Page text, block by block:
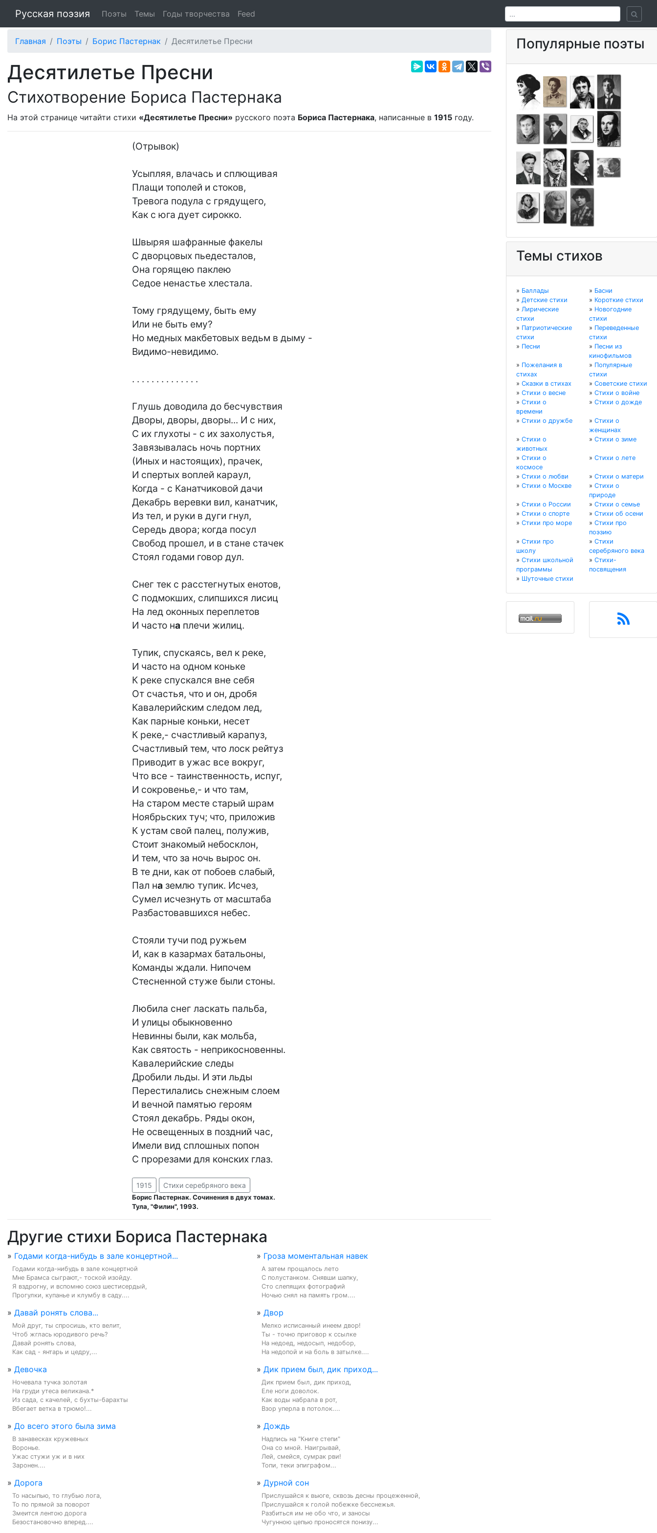
Русская поэзия Поэты Темы Годы творчества Feed
Главная Поэты Борис Пастернак Десятилетье Пресни
Десятилетье Пресни
Стихотворение Бориса Пастернака
На этой странице читайти стихи «Десятилетье Пресни» русского поэта Бориса Пастернака, написанные в 1915 году.
(Отрывок)
Усыпляя, влачась и сплющивая
Плащи тополей и стоков,
Тревога подула с грядущего,
Как с юга дует сирокко.
Швыряя шафранные факелы
С дворцовых пьедесталов,
Она горящею паклею
Седое ненастье хлестала.
Тому грядущему, быть ему
Или не быть ему?
Но медных макбетовых ведьм в дыму -
Видимо-невидимо.
. . . . . . . . . . . . . .
Глушь доводила до бесчувствия
Дворы, дворы, дворы... И с них,
С их глухоты - с их захолустья,
Завязывалась ночь портних
(Иных и настоящих), прачек,
И спертых воплей караул,
Когда - с Канатчиковой дачи
Декабрь веревки вил, канатчик,
Из тел, и руки в дуги гнул,
Середь двора; когда посул
Свобод прошел, и в стане стачек
Стоял годами говор дул.
Снег тек с расстегнутых енотов,
С подмокших, слипшихся лисиц
На лед оконных переплетов
И часто на плечи жилиц.
Тупик, спускаясь, вел к реке,
И часто на одном коньке
К реке спускался вне себя
От счастья, что и он, дробя
Кавалерийским следом лед,
Как парные коньки, несет
К реке,- счастливый карапуз,
Счастливый тем, что лоск рейтуз
Приводит в ужас все вокруг,
Что все - таинственность, испуг,
И сокровенье,- и что там,
На старом месте старый шрам
Ноябрьских туч; что, приложив
К устам свой палец, полужив,
Стоит знакомый небосклон,
И тем, что за ночь вырос он.
В те дни, как от побоев слабый,
Пал на землю тупик. Исчез,
Сумел исчезнуть от масштаба
Разбастовавшихся небес.
Стояли тучи под ружьем
И, как в казармах батальоны,
Команды ждали. Нипочем
Стесненной стуже были стоны.
Любила снег ласкать пальба,
И улицы обыкновенно
Невинны были, как мольба,
Как святость - неприкосновенны.
Кавалерийские следы
Дробили льды. И эти льды
Перестилались снежным слоем
И вечной памятью героям
Стоял декабрь. Ряды окон,
Не освещенных в поздний час,
Имели вид сплошных попон
С прорезами для конских глаз.
1915 Стихи серебряного века
Борис Пастернак. Сочинения в двух томах.
Тула, "Филин", 1993.
Другие стихи Бориса Пастернака
» Годами когда-нибудь в зале концертной...
Годами когда-нибудь в зале концертной
Мне Брамса сыграют,- тоской изойду.
Я вздрогну, и вспомню союз шестисердый,
Прогулки, купанье и клумбу в саду....
» Гроза моментальная навек
А затем прощалось лето
С полустанком. Снявши шапку,
Сто слепящих фотографий
Ночью снял на память гром....
» Давай ронять слова...
Мой друг, ты спросишь, кто велит,
Чтоб жглась юродивого речь?
Давай ронять слова,
Как сад - янтарь и цедру,...
» Двор
Мелко исписанный инеем двор!
Ты - точно приговор к ссылке
На недоед, недосып, недобор,
На недопой и на боль в затылке....
» Девочка
Ночевала тучка золотая
На груди утеса великана.*
Из сада, с качелей, с бухты-барахты
Вбегает ветка в трюмо!...
» Дик прием был, дик приход...
Дик прием был, дик приход,
Еле ноги доволок.
Как воды набрала в рот,
Взор уперла в потолок....
» До всего этого была зима
В занавесках кружевных
Воронье.
Ужас стужи уж и в них
Заронен....
» Дождь
Надпись на "Книге степи"
Она со мной. Наигрывай,
Лей, смейся, сумрак рви!
Топи, теки эпиграфом...
» Дорога
То насыпью, то глубью лога,
То по прямой за поворот
Змеится лентою дорога
Безостановочно вперед....
» Дурной сон
Прислушайся к вьюге, сквозь десны процеженной,
Прислушайся к голой побежке бесснежья.
Разбиться им не обо что, и заносы
Чугунною цепью проносятся понизу...
Популярные поэты
Темы стихов
» Баллады » Басни
» Детские стихи » Короткие стихи
» Лирические
стихи
» Новогодние
стихи
» Патриотические
стихи
» Переведенные
стихи
» Песни » Песни из
кинофильмов
» Пожелания в
стихах
» Популярные
стихи
» Сказки в стихах » Советские стихи
» Стихи о весне » Стихи о войне
» Стихи о
времени
» Стихи о дожде
» Стихи о дружбе » Стихи о
женщинах
» Стихи о
животных
» Стихи о зиме
» Стихи о
космосе
» Стихи о лете
» Стихи о любви » Стихи о матери
» Стихи о Москве » Стихи о
природе
» Стихи о России » Стихи о семье
» Стихи о спорте » Стихи об осени
» Стихи про море » Стихи про
поэзию
» Стихи про
школу
» Стихи
серебряного века
» Стихи школьной
программы
» Стихи-
посвящения
» Шуточные стихи